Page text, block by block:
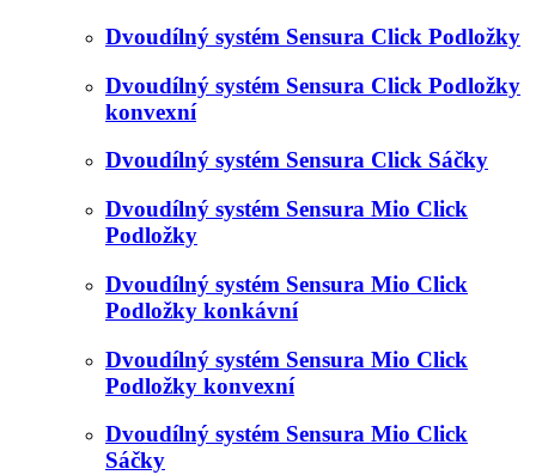
Dvoudílný systém Sensura Click Podložky
Dvoudílný systém Sensura Click Podložky
konvexní
Dvoudílný systém Sensura Click Sáčky
Dvoudílný systém Sensura Mio Click
Podložky
Dvoudílný systém Sensura Mio Click
Podložky konkávní
Dvoudílný systém Sensura Mio Click
Podložky konvexní
Dvoudílný systém Sensura Mio Click
Sáčky